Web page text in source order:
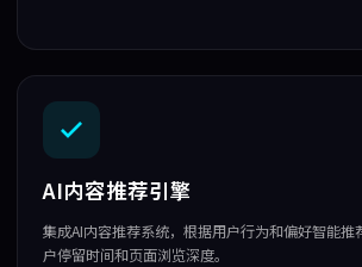
AI内容推荐引擎
集成AI内容推荐系统，根据用户行为和偏好智能推
户停留时间和页面浏览深度。